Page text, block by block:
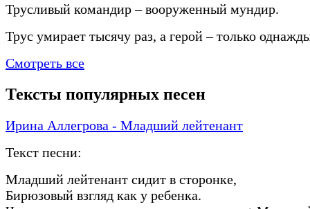
Трусливый командир – вооруженный мундир.
Трус умирает тысячу раз, а герой – только
Смотреть все
Тексты популярных песен
Ирина Аллегрова - Младший лейтенант
Текст песни:
Младший лейтенант сидит в сторонке,
Бирюзовый взгляд как у ребенка.